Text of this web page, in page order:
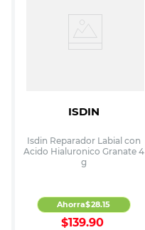
ISDIN
Isdin Reparador Labial con
Acido Hialuronico Granate 4
g
$139.90
Ahorra$28.15